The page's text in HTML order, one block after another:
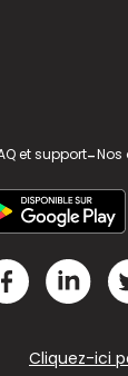
et support-Nos
Cliquez-ici